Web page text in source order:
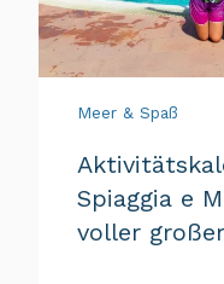
Meer & Spaß
Spiaggia e
voller